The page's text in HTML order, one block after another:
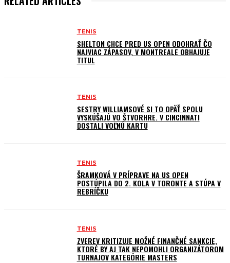
TENIS
SHELTON CHCE PRED US OPEN ODOHRAŤ ČO
NAJVIAC ZÁPASOV, V MONTREALE OBHAJUJE
TITUL
TENIS
SESTRY WILLIAMSOVÉ SI TO OPÄŤ SPOLU
VYSKÚŠAJÚ VO ŠTVORHRE. V CINCINNATI
DOSTALI VOĽNÚ KARTU
TENIS
ŠRAMKOVÁ V PRÍPRAVE NA US OPEN
POSTÚPILA DO 2. KOLA V TORONTE A STÚPA V
REBRÍČKU
TENIS
ZVEREV KRITIZUJE MOŽNÉ FINANČNÉ SANKCIE,
KTORÉ BY AJ TAK NEPOMOHLI ORGANIZÁTOROM
TURNAJOV KATEGÓRIE MASTERS